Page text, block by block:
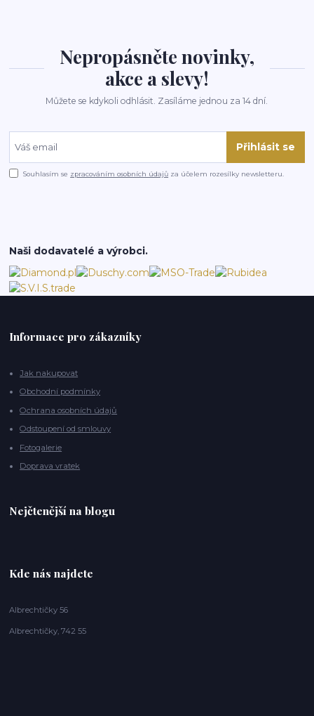
Nepropásněte novinky,
akce a slevy!
Můžete se kdykoli odhlásit. Zasíláme jednou za 14 dní.
Přihlásit se
Souhlasím se zpracováním osobních údajů za účelem rozesílky newsletteru.
Naši dodavatelé a výrobci.
Informace pro zákazníky
Jak nakupovat
Obchodní podmínky
Ochrana osobních údajů
Odstoupení od smlouvy
Fotogalerie
Doprava vratek
Nejčtenější na blogu
Kde nás najdete
Albrechtičky 56
Albrechtičky, 742 55